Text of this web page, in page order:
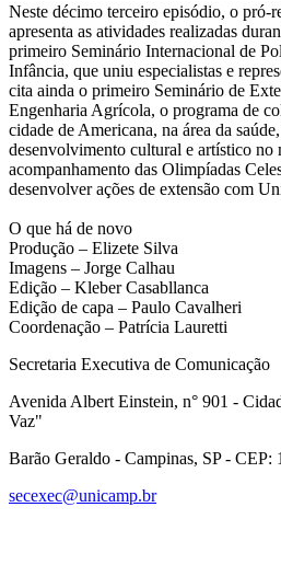
Neste décimo terceiro episódio, o pró-
apresenta as atividades realizadas
primeiro Seminário Internacional de
Infância, que uniu especialistas e
cita ainda o primeiro Seminário de
Engenharia Agrícola, o programa de
cidade de Americana, na área da
desenvolvimento cultural e artístico no
acompanhamento das Olimpíadas
desenvolver ações de extensão com
O que há de novo
Produção – Elizete Silva
Imagens – Jorge Calhau
Edição – Kleber Casabllanca
Edição de capa – Paulo Cavalheri
Coordenação – Patrícia Lauretti
Secretaria Executiva de Comunicação
Avenida Albert Einstein, n° 901 -
Vaz"
Barão Geraldo - Campinas, SP - CEP:
secexec@unicamp.br